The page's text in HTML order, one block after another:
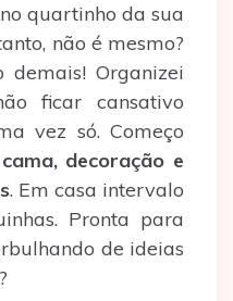
quartinho da sua
não é mesmo?
demais! Organizei
ficar cansativo
vez só. Começo
decoração e
. Em casa intervalo
Pronta para
de ideias
?